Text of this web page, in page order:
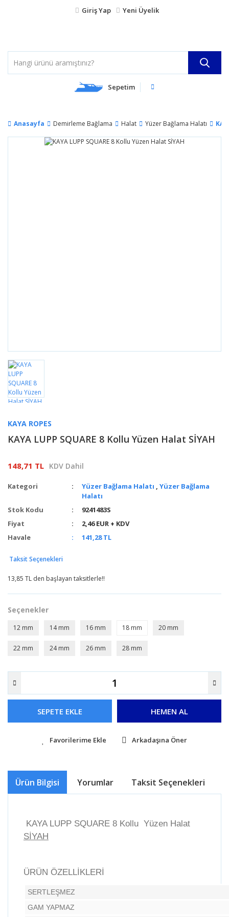
Giriş Yap Yeni Üyelik
Sepetim
Anasayfa Demirleme Bağlama Halat Yüzer Bağlama Halatı
KAYA ROPES
KAYA LUPP SQUARE 8 Kollu Yüzen Halat SİYAH
148,71 TL KDV Dahil
Kategori Yüzer Bağlama Halatı ,Yüzer Bağlama
Halatı
Stok Kodu
9241483S
Fiyat
2,46 EUR + KDV
Havale
141,28 TL
Taksit Seçenekleri
13,85 TL den başlayan taksitlerle!!
Seçenekler
12 mm 14 mm 16 mm 18 mm 20 mm
22 mm 24 mm 26 mm 28 mm
SEPETE EKLE HEMEN AL
Arkadaşına Öner
Ürün Bilgisi Yorumlar Taksit Seçenekleri
KAYA LUPP SQUARE 8 Kollu Yüzen Halat
SİYAH
ÜRÜN ÖZELLİKLERİ
SERTLEŞMEZ
GAM YAPMAZ